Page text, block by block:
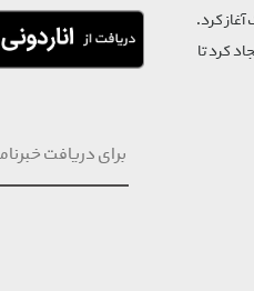
فروش پوشاک آغاز کرد.
کرد تا